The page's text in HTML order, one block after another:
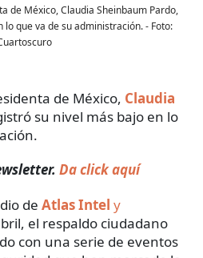
de México, Claudia Sheinbaum Pardo,
lo que va de su administración.- Foto:
de México, Claudia
su nivel más bajo en lo
Da click aquí
de Atlas Intel y
el respaldo ciudadano
con una serie de eventos